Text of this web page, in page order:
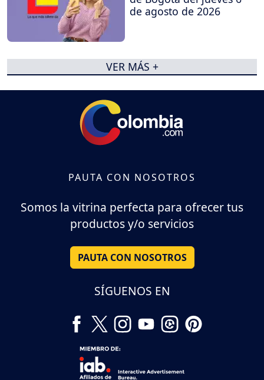
de agosto de 2026
VER MÁS +
PAUTA CON NOSOTROS
Somos la vitrina perfecta para ofrecer tus
productos y/o servicios
PAUTA CON NOSOTROS
SÍGUENOS EN